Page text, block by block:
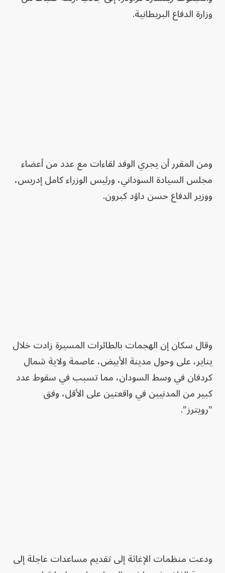
وزارة الدفاع البريطانية.
ومن المقرر أن يجري الوفد لقاءات مع عدد من أعضاء
مجلس السيادة السوداني، ورئيس الوزراء كامل إدريس،
ووزير الدفاع حسن داؤد كبرون.
وقال سكان إن الهجمات بالطائرات المسيرة زادت خلال
يناير، على وحول مدينة الأبيض، عاصمة ولاية شمال
كردفان في وسط السودان، مما تسبب في سقوط عدد
كبير من المدنيين في واقعتين على الأقل، وفق
"رويترز".
ودعت منظمات الإغاثة إلى تقديم مساعدات عاجلة إلى